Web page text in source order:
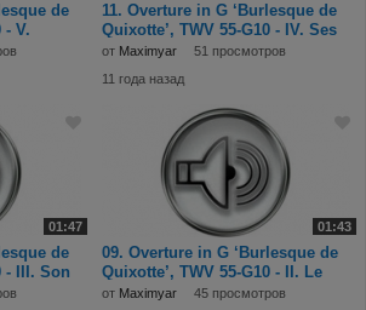
de
- V.
11. Overture in G ‘Burlesque de
Quixotte’, TWV 55-G10 - IV. Ses
Soupir
от Maximyar
51 просмотров
11 года назад
01:47
de
- III. Son
01:43
09. Overture in G ‘Burlesque de
Quixotte’, TWV 55-G10 - II. Le
Reveil
от Maximyar
45 просмотров